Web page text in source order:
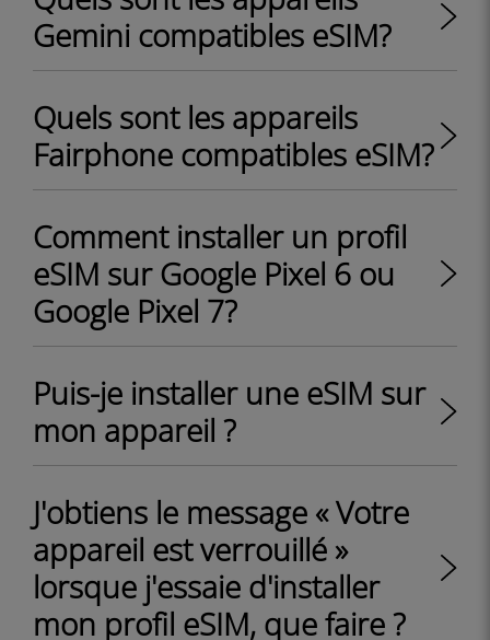
Gemini compatibles eSIM?
Quels sont les appareils
Fairphone compatibles eSIM?
Comment installer un profil
eSIM sur Google Pixel 6 ou
Google Pixel 7?
Puis-je installer une eSIM sur
mon appareil ?
J'obtiens le message « Votre
appareil est verrouillé »
lorsque j'essaie d'installer
mon profil eSIM, que faire ?